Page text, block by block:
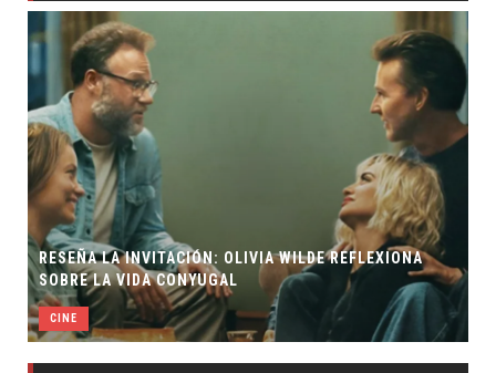
RESEÑA LA INVITACIÓN: OLIVIA WILDE REFLEXIONA
SOBRE LA VIDA CONYUGAL
CINE